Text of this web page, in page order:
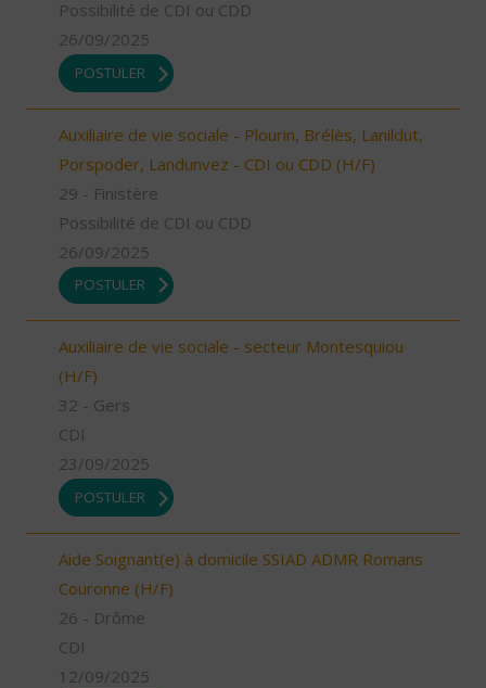
Possibilité de CDI ou CDD
26/09/2025
POSTULER
Auxiliaire de vie sociale - Plourin, Brélès, Lanildut,
Porspoder, Landunvez - CDI ou CDD (H/F)
29 - Finistère
Possibilité de CDI ou CDD
26/09/2025
POSTULER
Auxiliaire de vie sociale - secteur Montesquiou
(H/F)
32 - Gers
CDI
23/09/2025
POSTULER
Aide Soignant(e) à domicile SSIAD ADMR Romans
Couronne (H/F)
26 - Drôme
CDI
12/09/2025